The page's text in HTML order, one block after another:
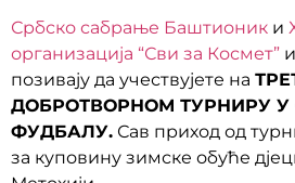
Србско сабрање Баштионик и
организација “Сви за Космет”
позивају да учествујете на
ДОБРОТВОРНОМ ТУРНИРУ
ФУДБАЛУ. Сав приход од
за куповину зимске обуће